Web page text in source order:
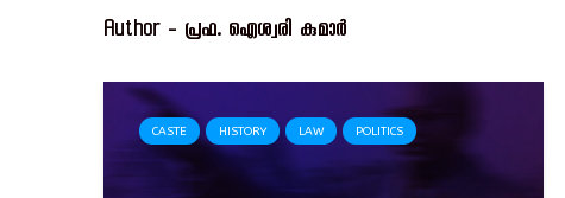
Author - പ്രഫ. ഐശ്വരി കുമാർ
CASTE HISTORY LAW POLITICS